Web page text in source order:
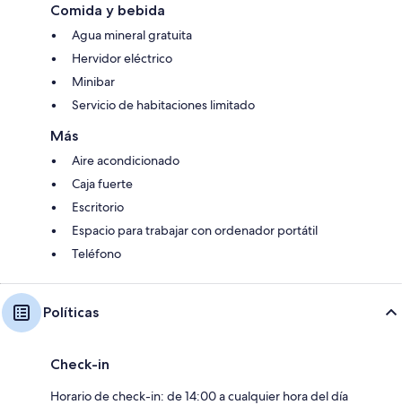
Comida y bebida
Agua mineral gratuita
Hervidor eléctrico
Minibar
Servicio de habitaciones limitado
Más
Aire acondicionado
Caja fuerte
Escritorio
Espacio para trabajar con ordenador portátil
Teléfono
Políticas
Check-in
Horario de check-in: de 14:00 a cualquier hora del día